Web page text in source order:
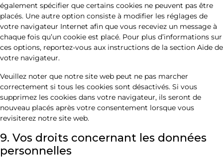
également spécifier que certains cookies ne peuvent pas être
placés. Une autre option consiste à modifier les réglages de
votre navigateur Internet afin que vous receviez un message à
chaque fois qu’un cookie est placé. Pour plus d’informations sur
ces options, reportez-vous aux instructions de la section Aide de
votre navigateur.
Veuillez noter que notre site web peut ne pas marcher
correctement si tous les cookies sont désactivés. Si vous
supprimez les cookies dans votre navigateur, ils seront de
nouveau placés après votre consentement lorsque vous
revisiterez notre site web.
9. Vos droits concernant les données
personnelles